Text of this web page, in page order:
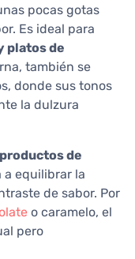
pocas gotas
Es ideal para
platos de
también se
donde sus tonos
la dulzura
productos de
a equilibrar la
de sabor. Por
o caramelo, el
pero